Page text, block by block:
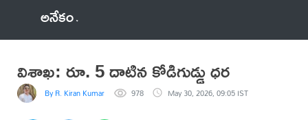
అనేకం
విశాఖ‌: రూ. 5 దాటిన కోడిగుడ్డు ధర
By R. Kiran Kumar 978 May 30, 2026, 09:05 IST